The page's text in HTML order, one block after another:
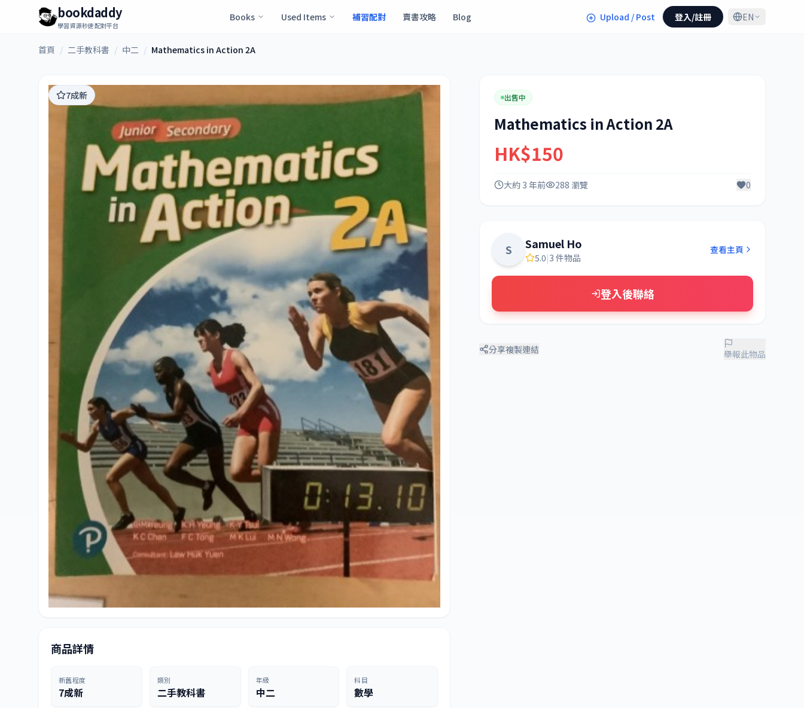
bookdaddy
學習資源秒速配對平台
Books Used Items 補習配對 賣書攻略 Blog Upload / Post 登入/註冊 EN
首頁 / 二手教科書 / 中二 / Mathematics in Action 2A
7成新
商品詳情
新舊程度
7成新
類別
二手教科書
年級
中二
科目
數學
出售中
Mathematics in Action 2A
HK$150
大約 3 年前 288 瀏覽 0
S Samuel Ho
5.0|3 件物品
查看主頁
登入後聯絡
分享複製連結 舉報此物品